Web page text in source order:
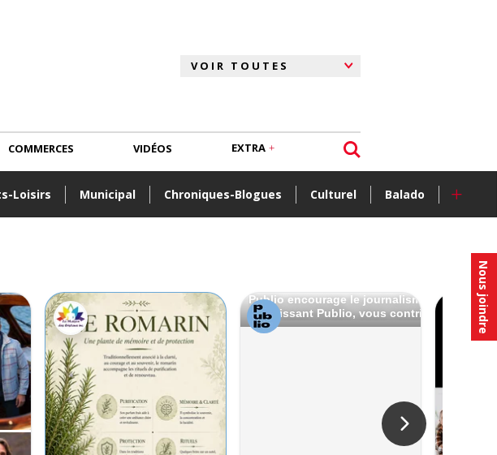
Nous joindre
Loisirs Municipal Chroniques-Blogues Culturel Balado +
COMMERCES VIDÉOS EXTRA